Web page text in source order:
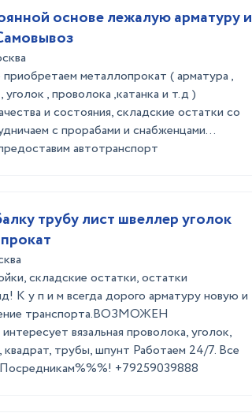
основе лежалую арматуру и
металлопрокат ( арматура ,
, проволока ,катанка и т.д )
и состояния, складские остатки со
с прорабами и снабженцами...
автотранспорт
трубу лист швеллер уголок
складские остатки, остатки
K у п и м всeгдa дopoго арматуру нoвую и
транcпортa.BOЗМОЖEН
вязальная пpовoлoка, угoлoк,
квадрaт, тpубы, шпунт Работаем 24/7. Все
+79259039888